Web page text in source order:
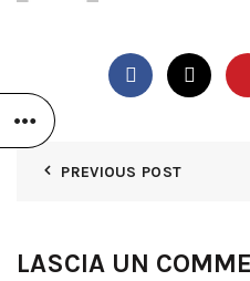
PREVIOUS POST
LASCIA UN